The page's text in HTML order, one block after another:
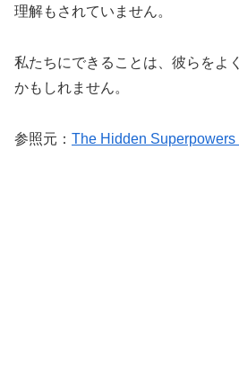
理解もされていません。
私たちにできることは、彼らをよ
かもしれません。
参照元： The Hidden Superpowers